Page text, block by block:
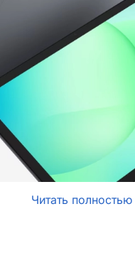
Читать полностью